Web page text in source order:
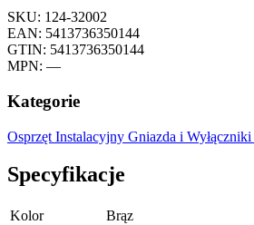
SKU: 124-32002
EAN: 5413736350144
GTIN: 5413736350144
MPN: —
Kategorie
Osprzęt Instalacyjny Gniazda i Wyłączniki
Specyfikacje
Kolor
Brąz